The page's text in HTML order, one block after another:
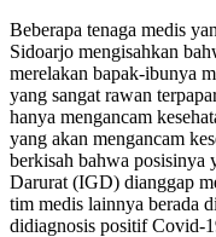
Beberapa tenaga medis
Sidoarjo mengisahkan
merelakan bapak-ibunya
yang sangat rawan
hanya mengancam
yang akan mengancam
berkisah bahwa posisinya
Darurat (IGD) dianggap
tim medis lainnya berada
didiagnosis positif Covid-